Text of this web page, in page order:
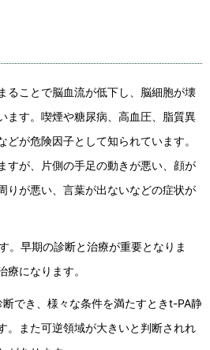
ることで脳血流が低下し、脳細胞が壊
ます。喫煙や糖尿病、高血圧、脂質異
が危険因子として知られています。
すが、片側の手足の動きが悪い、顔が
りが悪い、言葉が出ないなどの症状が
。早期の診断と治療が重要となりま
になります。
でき、様々な条件を満たすときt-PA静
。また可逆領域が大きいと判断されれ